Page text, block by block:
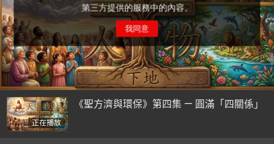
正在播放
《聖方濟與環保》第四集 — 圓滿「四關係」